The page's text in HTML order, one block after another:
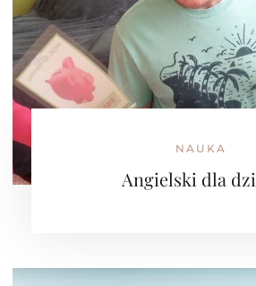
NAUKA
Angielski dla